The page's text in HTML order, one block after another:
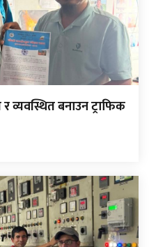
व्यवस्थित बनाउन ट्राफिक